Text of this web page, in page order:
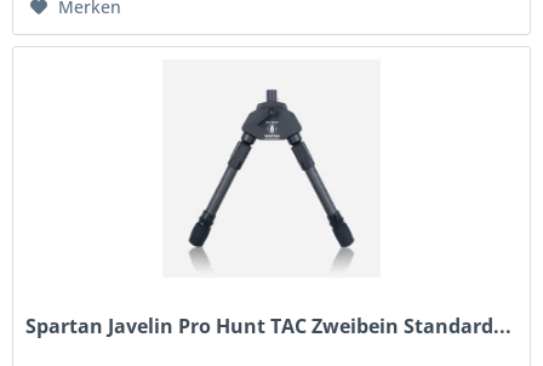
Merken
Spartan Javelin Pro Hunt TAC Zweibein Standard...